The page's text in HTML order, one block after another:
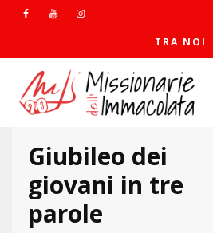
TRA NOI
Giubileo dei
giovani in tre
parole